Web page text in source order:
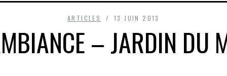
ARTICLES 13 JUIN 2013
– JARDIN DU